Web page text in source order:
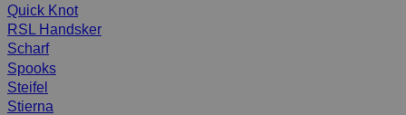
Quick Knot
RSL Handsker
Scharf
Spooks
Steifel
Stierna